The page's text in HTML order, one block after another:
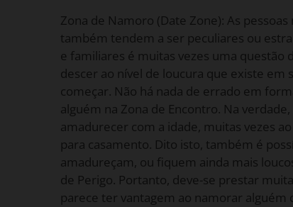
Zona de Namoro (Date Zone): As
também tendem a ser peculiares ou
e familiares é muitas vezes uma questão
descer ao nível de loucura que existe em
começar. Não há nada de errado em
alguém na Zona de Encontro. Na
amadurecer com a idade, muitas vezes
para casamento. Dito isto, também é
amadureçam, ou fiquem ainda mais
de Perigo. Portanto, deve-se prestar
parece ter vantagem ao namorar alguém